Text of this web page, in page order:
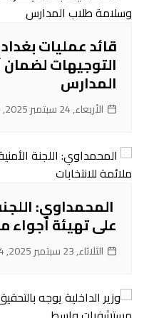
قائد عمليات
التوجيهات
المدارس
الأربعاء, 24 سبتمبر 2025, 11:54
المحمداوي:
على تهيئة أجواء
الثلاثاء, 23 سبتمبر 2025, 23:54